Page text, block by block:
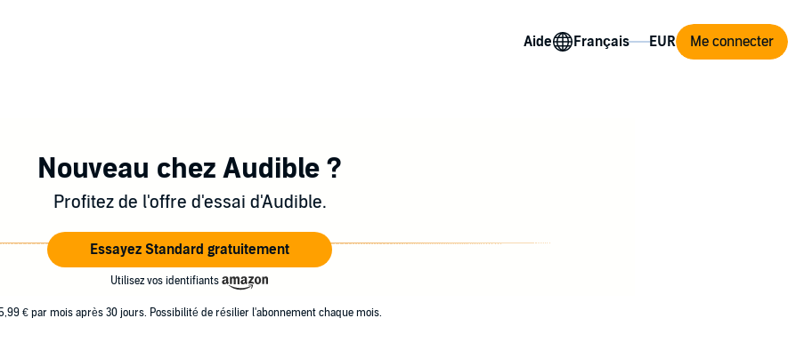
Aide Me connecter
Nouveau chez Audible ?
Profitez de l'offre d'essai d'Audible.
Essayez Standard gratuitement
Utilisez vos identifiants
€ par mois après 30 jours. Possibilité de résilier l'abonnement chaque mois.